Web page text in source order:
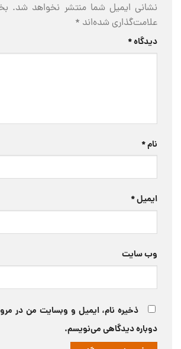
نشانی ایمیل شما منتشر نخواهد شد.
علامت‌گذاری شده‌اند *
دیدگاه*
نام*
ایمیل*
وب‌ سایت
ذخیره نام، ایمیل و وبسایت من در
دوباره دیدگاهی می‌نویسم.